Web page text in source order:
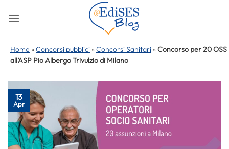
Home »Concorsi pubblici »Concorsi Sanitari »Concorso per 20 OSS
all’ASP Pio Albergo Trivulzio di Milano
13
Apr